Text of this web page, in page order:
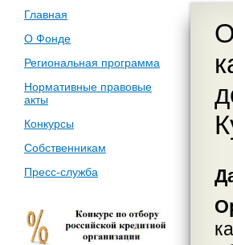
Главная
О Фонде
Региональная программа
Нормативные правовые
акты
Конкурсы
Собственникам
Пресс-служба